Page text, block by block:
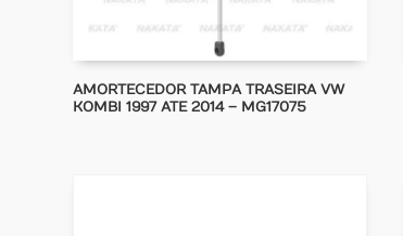
AMORTECEDOR TAMPA TRASEIRA VW
KOMBI 1997 ATE 2014 – MG17075